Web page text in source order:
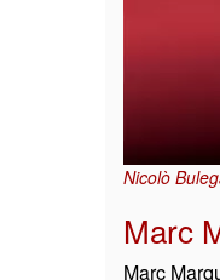
Nicolò
Marc
Marc